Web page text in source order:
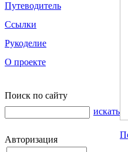
Путеводитель
Ссылки
Рукоделие
О проекте
Поиск по сайту
искать
Авторизация